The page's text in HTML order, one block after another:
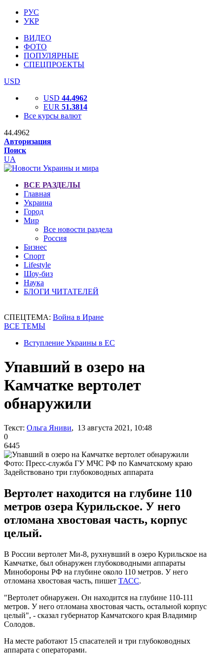
РУС
УКР
ВИДЕО
ФОТО
ПОПУЛЯРНЫЕ
СПЕЦПРОЕКТЫ
USD
USD 44.4962
EUR 51.3814
Все курсы валют
44.4962
Авторизация
Поиск
UA
ВСЕ РАЗДЕЛЫ
Главная
Украина
Город
Мир
Все новости раздела
Россия
Бизнес
Спорт
Lifestyle
Шоу-биз
Наука
БЛОГИ ЧИТАТЕЛЕЙ
СПЕЦТЕМА: Война в Иране
ВСЕ ТЕМЫ
Вступление Украины в ЕС
Упавший в озеро на
Камчатке вертолет
обнаружили
Текст: Ольга Яниви, 13 августа 2021, 10:48
0
6445
Фото: Пресс-служба ГУ МЧС РФ по Камчатскому краю
Задействовано три глубоководных аппарата
Вертолет находится на глубине 110
метров озера Курильское. У него
отломана хвостовая часть, корпус
целый.
В России вертолет Ми-8, рухнувший в озеро Курильское на
Камчатке, был обнаружен глубоководными аппараты
Минобороны РФ на глубине около 110 метров. У него
отломана хвостовая часть, пишет ТАСС.
"Вертолет обнаружен. Он находится на глубине 110-111
метров. У него отломана хвостовая часть, остальной корпус
целый", - сказал губернатор Камчатского края Владимир
Солодов.
На месте работают 15 спасателей и три глубоководных
аппарата с операторами.